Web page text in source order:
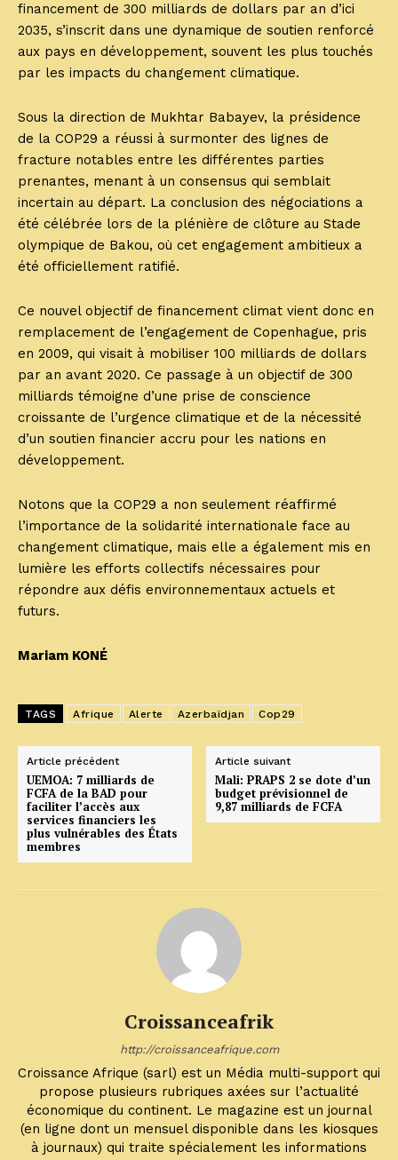
financement de 300 milliards de dollars par an d’ici
2035, s’inscrit dans une dynamique de soutien renforcé
aux pays en développement, souvent les plus touchés
par les impacts du changement climatique.
Sous la direction de Mukhtar Babayev, la présidence
de la COP29 a réussi à surmonter des lignes de
fracture notables entre les différentes parties
prenantes, menant à un consensus qui semblait
incertain au départ. La conclusion des négociations a
été célébrée lors de la plénière de clôture au Stade
olympique de Bakou, où cet engagement ambitieux a
été officiellement ratifié.
Ce nouvel objectif de financement climat vient donc en
remplacement de l’engagement de Copenhague, pris
en 2009, qui visait à mobiliser 100 milliards de dollars
par an avant 2020. Ce passage à un objectif de 300
milliards témoigne d’une prise de conscience
croissante de l’urgence climatique et de la nécessité
d’un soutien financier accru pour les nations en
développement.
Notons que la COP29 a non seulement réaffirmé
l’importance de la solidarité internationale face au
changement climatique, mais elle a également mis en
lumière les efforts collectifs nécessaires pour
répondre aux défis environnementaux actuels et
futurs.
Mariam KONÉ
TAGS Afrique Alerte Azerbaïdjan Cop29
Article précédent
UEMOA: 7 milliards de
FCFA de la BAD pour
faciliter l’accès aux
services financiers les
plus vulnérables des États
membres
Article suivant
Mali: PRAPS 2 se dote d’un
budget prévisionnel de
9,87 milliards de FCFA
Croissanceafrik
http://croissanceafrique.com
Croissance Afrique (sarl) est un Média multi-support qui
propose plusieurs rubriques axées sur l’actualité
économique du continent. Le magazine est un journal
(en ligne dont un mensuel disponible dans les kiosques
à journaux) qui traite spécialement les informations